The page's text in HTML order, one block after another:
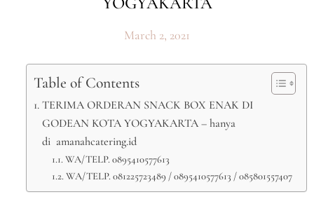
March 2, 2021
Table of Contents
TERIMA ORDERAN SNACK BOX ENAK DI
GODEAN KOTA YOGYAKARTA – hanya
di amanahcatering.id
WA/TELP. 0895410577613
WA/TELP. 081225723489 / 0895410577613 / 085801557407